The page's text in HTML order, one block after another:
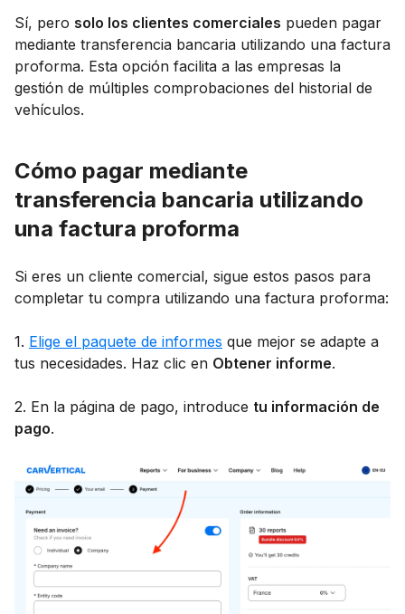
Sí, pero solo los clientes comerciales pueden pagar
mediante transferencia bancaria utilizando una factura
proforma. Esta opción facilita a las empresas la
gestión de múltiples comprobaciones del historial de
vehículos.
Cómo pagar mediante
transferencia bancaria utilizando
una factura proforma
Si eres un cliente comercial, sigue estos pasos para
completar tu compra utilizando una factura proforma:
1. Elige el paquete de informes que mejor se adapte a
tus necesidades. Haz clic en Obtener informe.
2. En la página de pago, introduce tu información de
pago.